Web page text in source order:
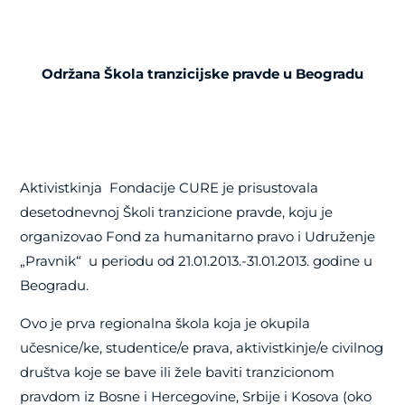
Održana Škola tranzicijske pravde u Beogradu
Aktivistkinja Fondacije CURE je prisustovala
desetodnevnoj Školi tranzicione pravde, koju je
organizovao Fond za humanitarno pravo i Udruženje
„Pravnik“ u periodu od 21.01.2013.-31.01.2013. godine u
Beogradu.
Ovo je prva regionalna škola koja je okupila
učesnice/ke, studentice/e prava, aktivistkinje/e civilnog
društva koje se bave ili žele baviti tranzicionom
pravdom iz Bosne i Hercegovine, Srbije i Kosova (oko